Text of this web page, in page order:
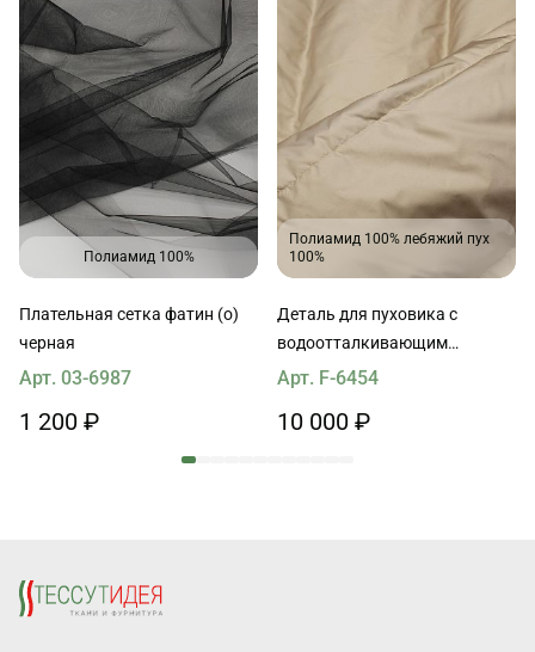
Полиамид 100%
Плательная сетка фатин (о)
черная
Арт. 03-6987
1 200 ₽
Полиамид 100% лебяжий пух
100%
Деталь для пуховика с
водоотталкивающим
покрытием наполнитель пух
Арт. F-6454
10 000 ₽